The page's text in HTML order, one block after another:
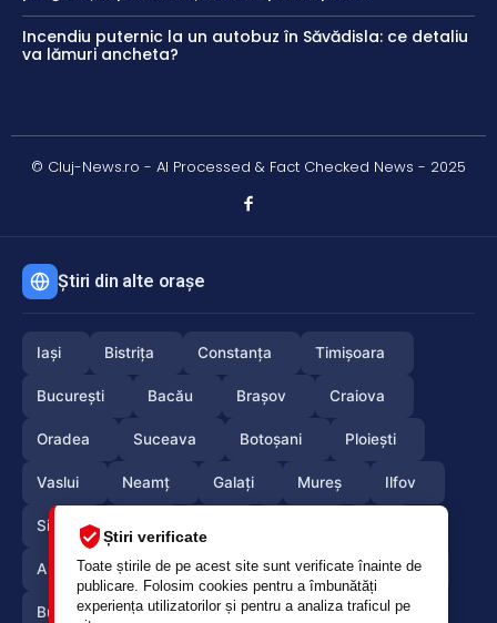
Știri verificate
Toate știrile de pe acest site sunt verificate înainte de
publicare. Folosim cookies pentru a îmbunătăți
experiența utilizatorilor și pentru a analiza traficul pe
Incendiu puternic la un autobuz în Săvădisla: ce detaliu
va lămuri ancheta?
© Cluj-News.ro - AI Processed & Fact Checked News - 2025
Știri din alte orașe
Iași Bistrița Constanța Timișoara
București Bacău Brașov Craiova
Oradea Suceava Botoșani Ploiești
Vaslui Neamț Galați Mureș Ilfov
Sibiu
Arges Maramures Vrancea Satumare
Buzau Braila Calarasi Caras-Severin